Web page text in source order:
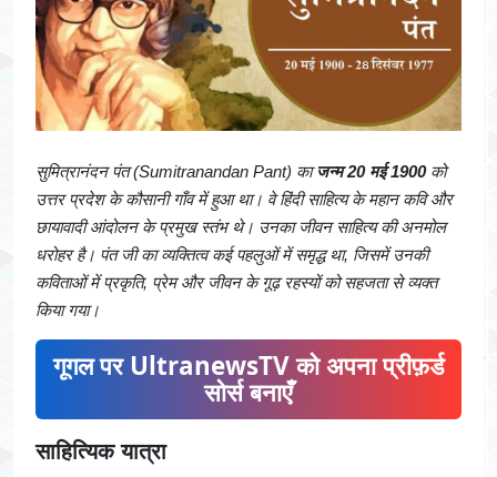
सुमित्रानंदन पंत (Sumitranandan Pant) काजन्म 20 मई 1900को
उत्तर प्रदेश के कौसानी गाँव में हुआ था। वे हिंदी साहित्य के महान कवि और
छायावादी आंदोलन के प्रमुख स्तंभ थे। उनका जीवन साहित्य की अनमोल
धरोहर है। पंत जी का व्यक्तित्व कई पहलुओं में समृद्ध था, जिसमें उनकी
कविताओं में प्रकृति, प्रेम और जीवन के गूढ़ रहस्यों को सहजता से व्यक्त
किया गया।
गूगल पर UltranewsTV को अपना प्रीफ़र्ड
सोर्स बनाएँ
साहित्यिक यात्रा